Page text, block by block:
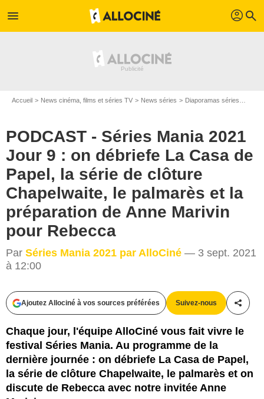
menu profil search
Accueil News cinéma, films et séries TV News séries Diaporamas séries
PODCAST - Séries Mania 2021
Jour 9 : on débriefe La Casa de
Papel, la série de clôture
Chapelwaite, le palmarès et la
préparation de Anne Marivin
pour Rebecca
Par Séries Mania 2021 par AlloCiné — 3 sept. 2021
à 12:00
Ajoutez Allociné à vos sources préférées Suivez-nous
Chaque jour, l'équipe AlloCiné vous fait vivre le
festival Séries Mania. Au programme de la
dernière journée : on débriefe La Casa de Papel,
la série de clôture Chapelwaite, le palmarès et on
discute de Rebecca avec notre invitée Anne